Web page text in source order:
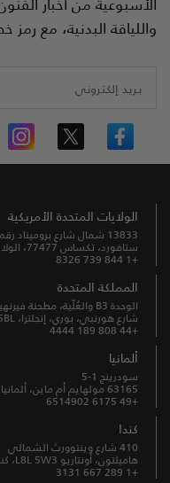
واللياقة البدنية، مع رمز
بريد إلكتروني
الولايات المتحدة الأمريكية
13833 شمال شارع بروميناد رقم 100
ستافورد، تكساس 77477، الولايات المتحدة الأمريكية
+1 844 739 8326
المملكة المتحدة
الوحدة B3 والعُلّية، مطحنة فيرنهيل،
شارع هورنبي، بوري، إنجلترا، BL9 5BL
+44 808 189 4444
ألمانيا
سودرينج 1-5
63165 مولهايم أم ماين، ألمانيا
+49 6175 6514902
كندا
410 شارع وينتوورث الشمالي
هاميلتون، أونتاريو L8L 5W3، كندا
+1 289 667 3131